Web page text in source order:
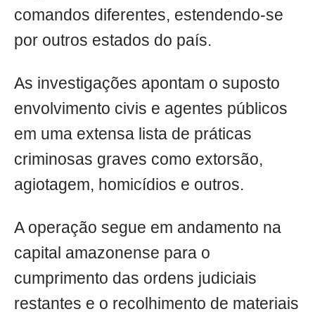
comandos diferentes, estendendo-se
por outros estados do país.
As investigações apontam o suposto
envolvimento civis e agentes públicos
em uma extensa lista de práticas
criminosas graves como extorsão,
agiotagem, homicídios e outros.
A operação segue em andamento na
capital amazonense para o
cumprimento das ordens judiciais
restantes e o recolhimento de materiais